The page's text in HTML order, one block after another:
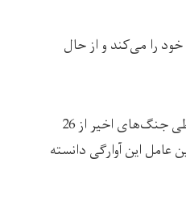
را می‌کند و از حال
بر اساس تازه‌ترین آمار کمیسیون مستقل حقوق بشر افغانستان ، حدود یک میلیون خانواده طی جنگ‌های اخیر از 26
جنگ را بیش‌ترین عامل این آوارگی دانسته